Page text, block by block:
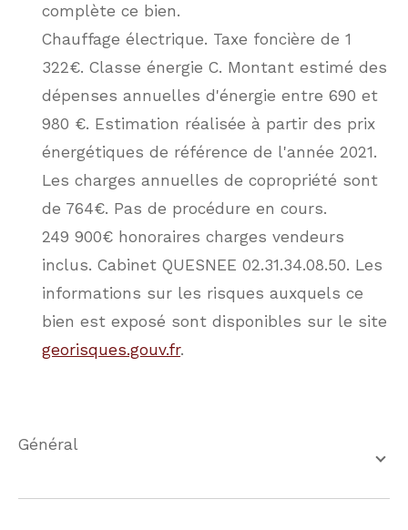
complète ce bien.
Chauffage électrique. Taxe foncière de 1
322€. Classe énergie C. Montant estimé des
dépenses annuelles d'énergie entre 690 et
980 €. Estimation réalisée à partir des prix
énergétiques de référence de l'année 2021.
Les charges annuelles de copropriété sont
de 764€. Pas de procédure en cours.
249 900€ honoraires charges vendeurs
inclus. Cabinet QUESNEE 02.31.34.08.50. Les
informations sur les risques auxquels ce
bien est exposé sont disponibles sur le site
georisques.gouv.fr.
général